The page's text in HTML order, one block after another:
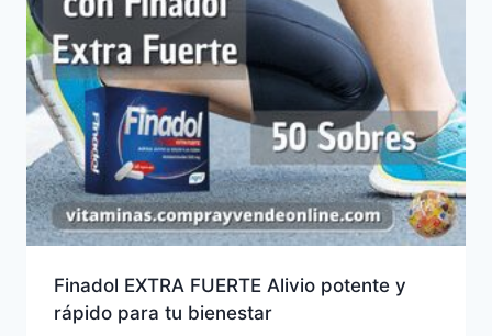
Finadol EXTRA FUERTE Alivio potente y
rápido para tu bienestar